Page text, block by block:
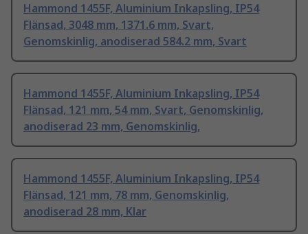
Hammond 1455F, Aluminium Inkapsling, IP54
Flänsad, 3048 mm, 1371.6 mm, Svart,
Genomskinlig, anodiserad 584.2 mm, Svart
Hammond 1455F, Aluminium Inkapsling, IP54
Flänsad, 121 mm, 54 mm, Svart, Genomskinlig,
anodiserad 23 mm, Genomskinlig,
Hammond 1455F, Aluminium Inkapsling, IP54
Flänsad, 121 mm, 78 mm, Genomskinlig,
anodiserad 28 mm, Klar